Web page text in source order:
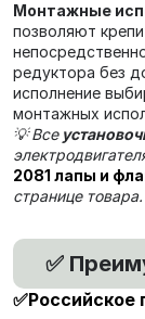
Монтажные
позволяют
редуктора без
исполнение
монтажных
💡 Все
2081 лапы и
странице товара.
✅
✅Российское